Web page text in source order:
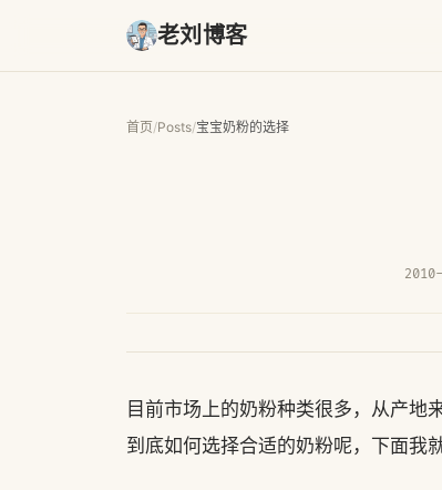
老刘博客
首页/Posts/宝宝奶粉的选择
目前市场上的奶粉种类很多，从产地
到底如何选择合适的奶粉呢，下面我